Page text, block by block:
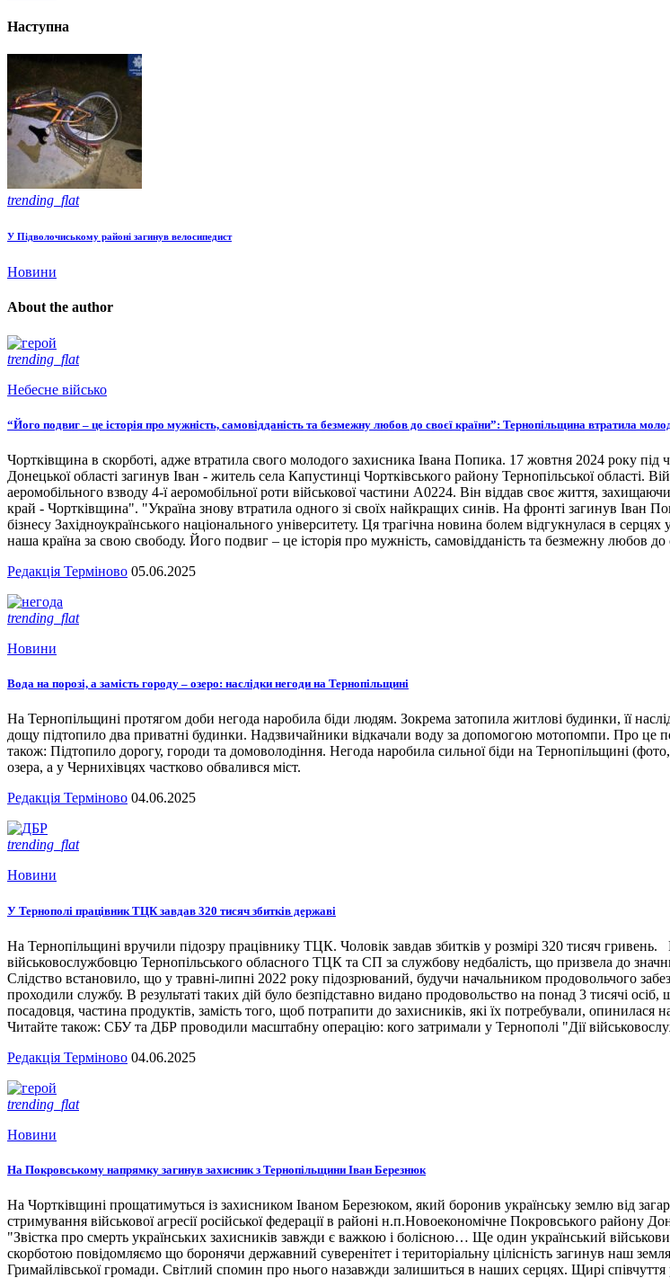
Наступна
trending_flat
У Підволочиському районі загинув велосипедист
Новини
About the author
trending_flat
Небесне військо
“Його подвиг – це історія про мужність, самовідданість та безмежну любов до своєї країни”: Тернопільщина втратила
Чортківщина в скорботі, адже втратила свого молодого захисника Івана Попика. 17 жовтня 2024 року під
Донецької області загинув Іван - житель села Капустинці Чортківського району Тернопільської області.
аеромобільного взводу 4-ї аеромобільної роти військової частини А0224. Він віддав своє життя,
край - Чортківщина". "Україна знову втратила одного зі своїх найкращих синів. На фронті загинув Іван
бізнесу Західноукраїнського національного університету. Ця трагічна новина болем відгукнулася в
наша країна за свою свободу. Його подвиг – це історія про мужність, самовідданість та безмежну любов
Редакція Терміново 05.06.2025
trending_flat
Новини
Вода на порозі, а замість городу – озеро: наслідки негоди на Тернопільщині
На Тернопільщині протягом доби негода наробила біди людям. Зокрема затопила житлові будинки, її
дощу підтопило два приватні будинки. Надзвичайники відкачали воду за допомогою мотопомпи. Про це
також: Підтопило дорогу, городи та домоволодіння. Негода наробила сильної біди на Тернопільщині
озера, а у Чернихівцях частково обвалився міст.
Редакція Терміново 04.06.2025
trending_flat
Новини
У Тернополі працівник ТЦК завдав 320 тисяч збитків державі
На Тернопільщині вручили підозру працівнику ТЦК. Чоловік завдав збитків у розмірі 320 тисяч
військовослужбовцю Тернопільського обласного ТЦК та СП за службову недбалість, що призвела до
Слідство встановило, що у травні-липні 2022 року підозрюваний, будучи начальником продовольчого
проходили службу. В результаті таких дій було безпідставно видано продовольство на понад 3 тисячі
посадовця, частина продуктів, замість того, щоб потрапити до захисників, які їх потребували, опинилася
Читайте також: СБУ та ДБР проводили масштабну операцію: кого затримали у Тернополі "Дії
Редакція Терміново 04.06.2025
trending_flat
Новини
На Покровському напрямку загинув захисник з Тернопільщини Іван Березнюк
На Чортківщині прощатимуться із захисником Іваном Березюком, який боронив українську землю від
стримування військової агресії російської федерації в районі н.п.Новоекономічне Покровського
"Звістка про смерть українських захисників завжди є важкою і болісною… Ще один український
скорботою повідомляємо що боронячи державний суверенітет і територіальну цілісність загинув наш
Гримайлівської громади. Світлий спомин про нього назавжди залишиться в наших серцях. Щирі